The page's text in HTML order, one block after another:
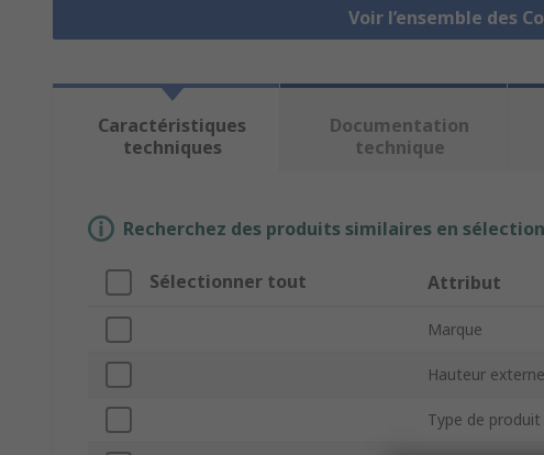
Voir l’ensemble des
Caractéristiques
techniques
Documentation
technique
Recherchez des produits similaires en
Sélectionner tout Attribut
Marque
Hauteur externe
Type de produit